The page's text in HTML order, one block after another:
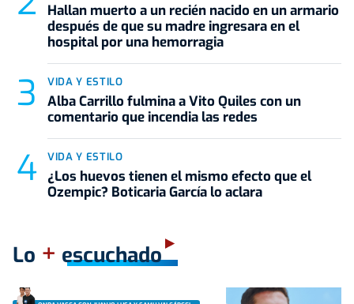
Hallan muerto a un recién nacido en un armario
después de que su madre ingresara en el
hospital por una hemorragia
VIDA Y ESTILO
Alba Carrillo fulmina a Vito Quiles con un
comentario que incendia las redes
VIDA Y ESTILO
¿Los huevos tienen el mismo efecto que el
Ozempic? Boticaria García lo aclara
Lo + escuchado